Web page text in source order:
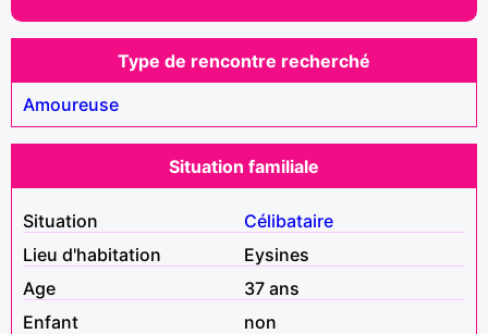
Type de rencontre recherché
Amoureuse
Situation familiale
Situation
Célibataire
Lieu d'habitation
Eysines
Age
37 ans
Enfant
non